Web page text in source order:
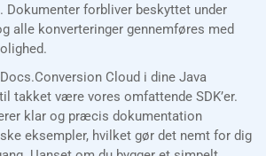
Dokumenter forbliver beskyttet under
alle konverteringer gennemføres med
Cloud i dine Java
takket være vores omfattende SDK’er.
klar og præcis dokumentation
eksempler, hvilket gør det nemt for dig